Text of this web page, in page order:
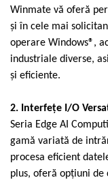
Senzori seismici
PC, Laptop, Tablete
Device-uri Industriale
Display-uri Industriale
PC-uri Industriale
Tablete Industriale
Servicii
Winmate vă oferă
și în cele mai
operare Windows®,
industriale diverse,
și eficiente.
2. Interfețe I/O
Seria Edge AI
gamă variată de
procesa eficient
plus, oferă opțiuni